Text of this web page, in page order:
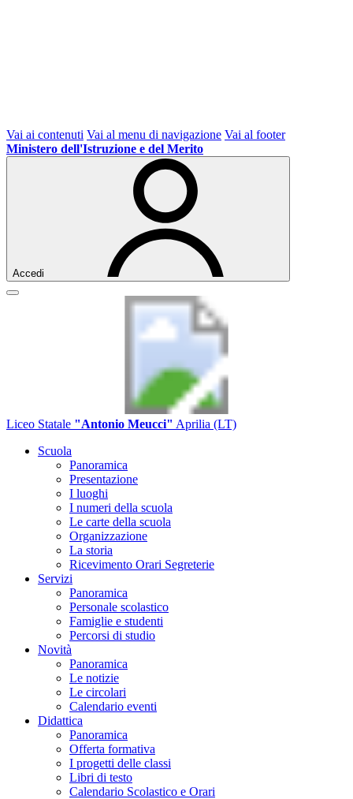
Vai ai contenuti Vai al menu di navigazione Vai al footer
Ministero dell'Istruzione e del Merito
Accedi
Liceo Statale "Antonio Meucci" Aprilia (LT)
Scuola
Panoramica
Presentazione
I luoghi
I numeri della scuola
Le carte della scuola
Organizzazione
La storia
Ricevimento Orari Segreterie
Servizi
Panoramica
Personale scolastico
Famiglie e studenti
Percorsi di studio
Novità
Panoramica
Le notizie
Le circolari
Calendario eventi
Didattica
Panoramica
Offerta formativa
I progetti delle classi
Libri di testo
Calendario Scolastico e Orari